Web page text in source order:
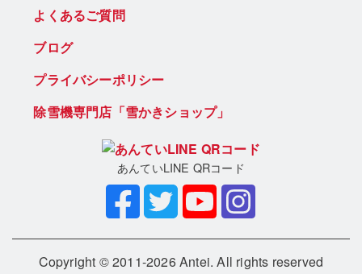
よくあるご質問
ブログ
プライバシーポリシー
除雪機専門店「雪かきショップ」
あんていLINE QRコード
Copyright © 2011-2026 Antei. All rights reserved